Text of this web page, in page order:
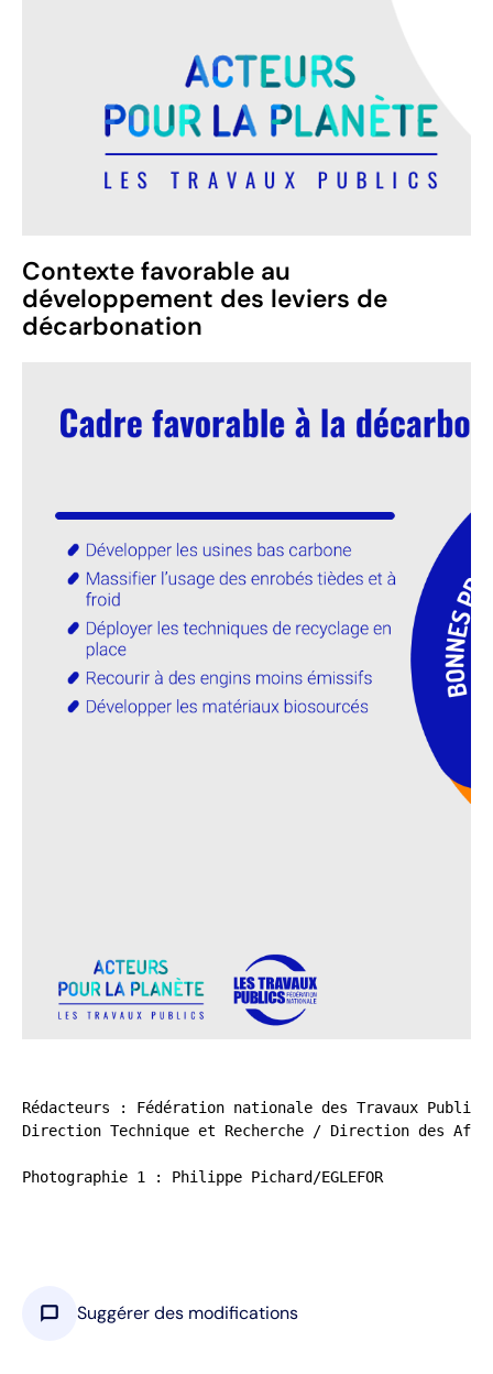
Contexte favorable au
développement des leviers de
décarbonation
Rédacteurs : Fédération nationale des Travaux
Direction Technique et Recherche / Direction des
Photographie 1 : Philippe Pichard/EGLEFOR
chat_bubble Suggérer des modifications